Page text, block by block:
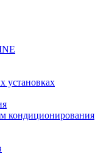
установках
кондиционирования